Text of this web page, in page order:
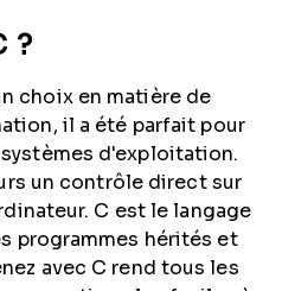
?
choix en matière de
il a été parfait pour
d'exploitation.
un contrôle direct sur
C est le langage
programmes hérités et
avec C rend tous les